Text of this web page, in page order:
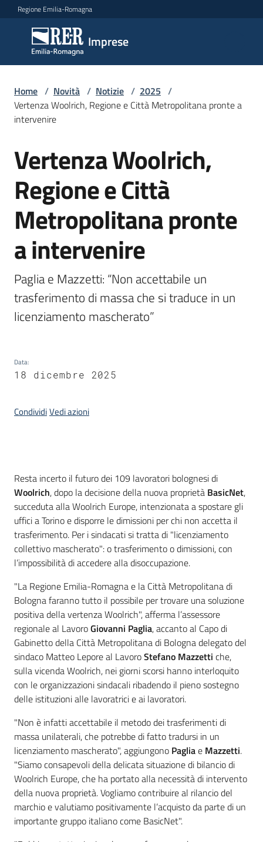
Vai al contenuto
Vai alla navigazione
Vai al footer
Regione Emilia-Romagna
Imprese
Imprese
Argomenti
Servizi
Leggi
Atti
Bandi
Piani
Programmi
Progetti
Newsletter
su
Home / Novità / Notizie / 2025 /
Vertenza Woolrich, Regione e Città Metropolitana pronte a
intervenire
Salta al contenuto
Vertenza Woolrich,
Regione e Città
Metropolitana pronte
a intervenire
Paglia e Mazzetti: “Non accettabile un
trasferimento di massa che si traduce in un
licenziamento mascherato”
Data:
18 dicembre 2025
CondividiVedi azioni
Introduzione
Resta incerto il futuro dei 109 lavoratori bolognesi di
Woolrich, dopo la decisione della nuova proprietà BasicNet,
succeduta alla Woolrich Europe, intenzionata a spostare gli
uffici a Torino e disporre le dimissioni per chi non accetta il
trasferimento. Per i sindacati si tratta di "licenziamento
collettivo mascherato": o trasferimento o dimissioni, con
l’impossibilità di accedere alla disoccupazione.
"La Regione Emilia-Romagna e la Città Metropolitana di
Bologna faranno tutto il possibile per trovare una soluzione
positiva della vertenza Woolrich", afferma l’assessore
regionale al LavoroGiovanni Paglia, accanto al Capo di
Gabinetto della Città Metropolitana di Bologna delegato del
sindaco Matteo Lepore al LavoroStefano Mazzetti che,
sulla vicenda Woolrich, nei giorni scorsi hanno interloquito
con le organizzazioni sindacali ribadendo il pieno sostegno
delle istituzioni alle lavoratrici e ai lavoratori.
"Non è infatti accettabile il metodo dei trasferimenti di
massa unilaterali, che potrebbe di fatto tradursi in un
licenziamento mascherato", aggiungono Pagliae Mazzetti.
"Siamo consapevoli della delicata situazione di bilancio di
Woolrich Europe, che ha portato alla necessità di intervento
della nuova proprietà. Vogliamo contribuire al rilancio del
marchio e valutiamo positivamente l’acquisto da parte di un
importante gruppo italiano come BasicNet".